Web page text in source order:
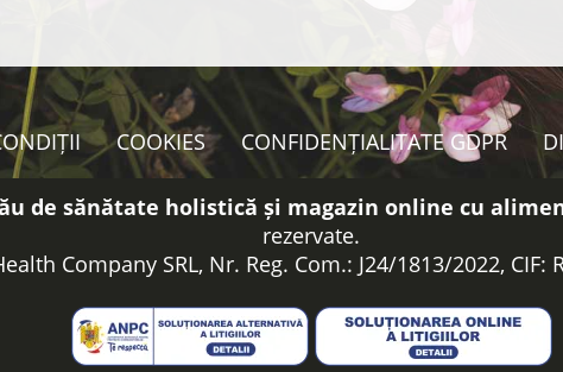
COOKIES CONFIDENȚIALITATE GDPR
de sănătate holistică și magazin online cu
rezervate.
Company SRL, Nr. Reg. Com.: J24/1813/2022, CIF: